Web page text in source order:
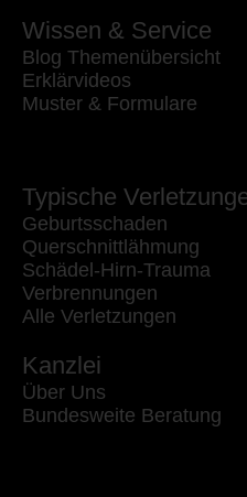
Wissen & Service
Blog Themenübersicht
Erklärvideos
Muster & Formulare
Typische
Geburtsschaden
Querschnittlähmung
Schädel-Hirn-Trauma
Verbrennungen
Alle Verletzungen
Kanzlei
Über Uns
Bundesweite Beratung